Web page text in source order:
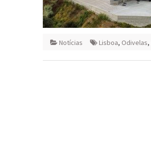
Notícias Lisboa, Odivelas,